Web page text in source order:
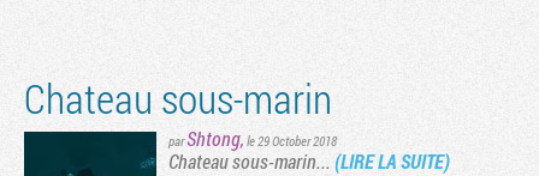
Chateau sous-marin
parShtong, le 29 October 2018
Chateau sous-marin... (LIRE LA SUITE)